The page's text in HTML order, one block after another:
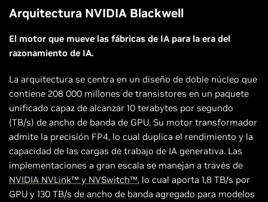
Arquitectura NVIDIA Blackwell
El motor que mueve las fábricas de IA para la era del
razonamiento de IA.
La arquitectura se centra en un diseño de doble núcleo que
contiene 208 000 millones de transistores en un paquete
unificado capaz de alcanzar 10 terabytes por segundo
(TB/s) de ancho de banda de GPU. Su motor transformador
admite la precisión FP4, lo cual duplica el rendimiento y la
capacidad de las cargas de trabajo de IA generativa. Las
implementaciones a gran escala se manejan a través de
NVIDIA NVLink™ y NVSwitch™, lo cual aporta 1,8 TB/s por
GPU y 130 TB/s de ancho de banda agregado para modelos